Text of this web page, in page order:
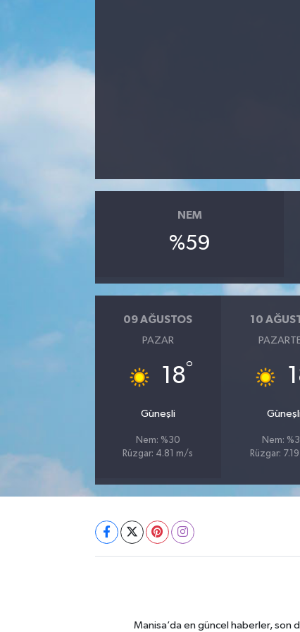
NEM
%59
09 AĞUSTOS
PAZAR
18°
Güneşli
Nem: %30
Rüzgar: 4.81 m/s
10
Nem:
Rüzgar:
Manisa’da en güncel haberler, son
Sağlık